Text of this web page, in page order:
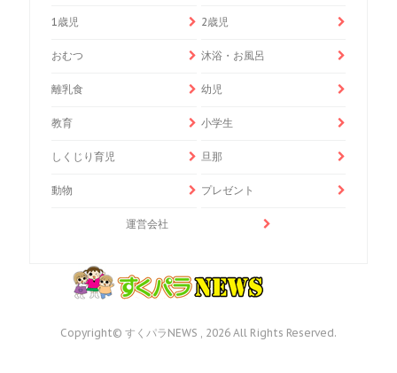
1歳児 2歳児
おむつ 沐浴・お風呂
離乳食 幼児
教育 小学生
しくじり育児 旦那
動物 プレゼント
運営会社
Copyright© すくパラNEWS , 2026 All Rights Reserved.